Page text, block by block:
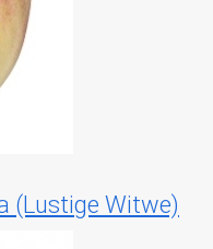
(Lustige Witwe)